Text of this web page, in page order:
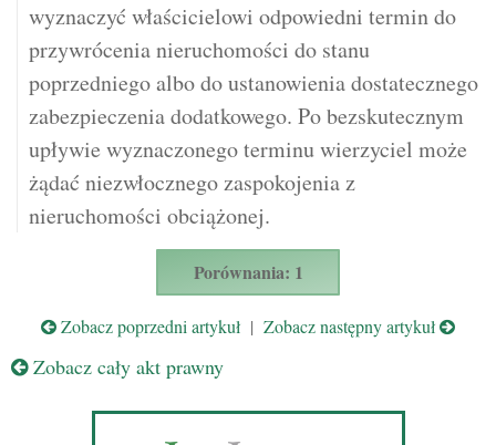
wyznaczyć właścicielowi odpowiedni termin do
przywrócenia nieruchomości do stanu
poprzedniego albo do ustanowienia dostatecznego
zabezpieczenia dodatkowego. Po bezskutecznym
upływie wyznaczonego terminu wierzyciel może
żądać niezwłocznego zaspokojenia z
nieruchomości obciążonej.
Porównania: 1
Zobacz poprzedni artykuł | Zobacz następny artykuł
Zobacz cały akt prawny